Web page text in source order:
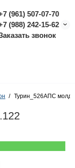
(961) 507-07-70
(988) 242-15-62
звонок
Турин_526АПС